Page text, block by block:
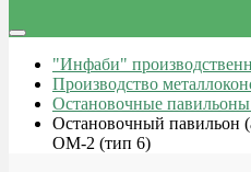
"Инфаби"
Производство
Остановочные
Остановочный павильон
ОМ-2 (тип 6)